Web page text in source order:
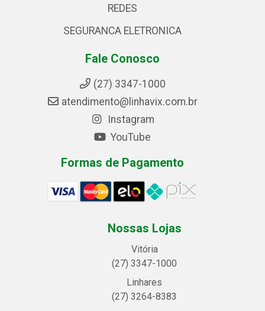
REDES
SEGURANCA ELETRONICA
Fale Conosco
(27) 3347-1000
atendimento@linhavix.com.br
Instagram
YouTube
Formas de Pagamento
Nossas Lojas
Vitória
(27) 3347-1000
Linhares
(27) 3264-8383